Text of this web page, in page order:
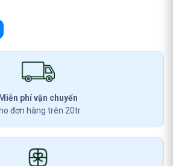
Miễn phí vận chuyển
đơn hàng trên 20tr